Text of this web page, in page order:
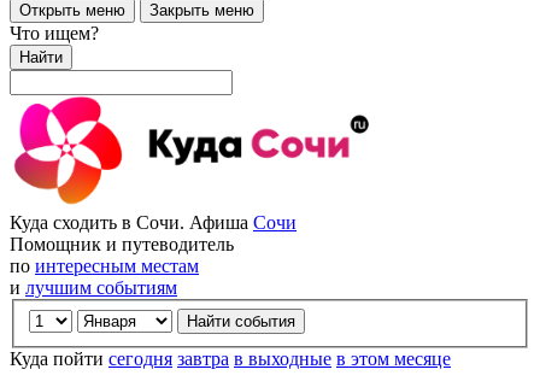
Открыть меню Закрыть меню
Что ищем?
Найти
Куда сходить в Сочи. Афиша Сочи
Помощник и путеводитель
по интересным местам
и лучшим событиям
Куда пойти сегодня завтра в выходные в этом месяце